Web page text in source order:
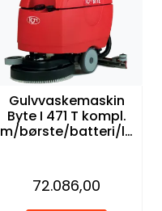
Gulvvaskemaskin
Byte I 471 T kompl.
m/børste/batteri/la
72.086,00